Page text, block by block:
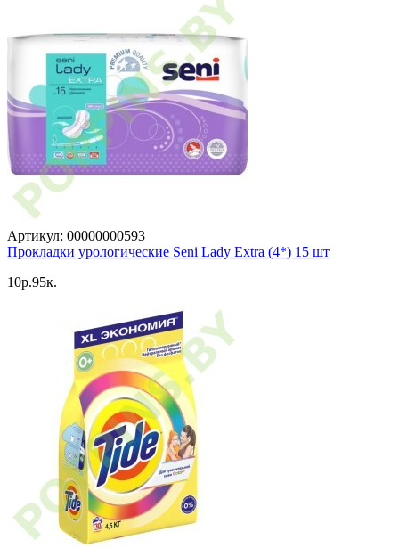
Артикул: 00000000593
Прокладки урологические Seni Lady Extra (4*) 15 шт
10p.95к.